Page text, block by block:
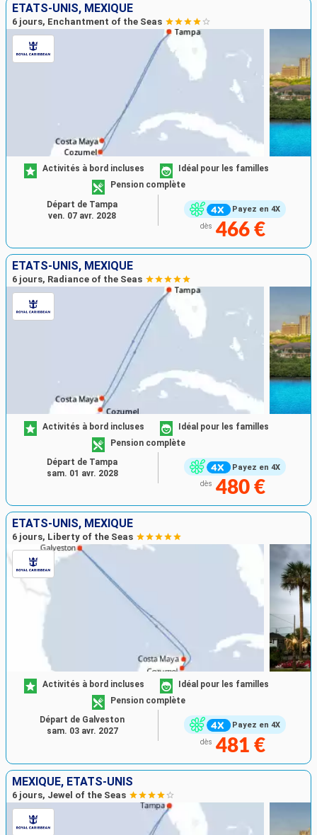
ÉTATS-UNIS, MEXIQUE
6 jours, Enchantment of the Seas
Payez en 4X
Activités à bord incluses
Idéal pour les familles
Pension complète
dès 466 €
Départ de Tampa
ven. 07 avr. 2028
ÉTATS-UNIS, MEXIQUE
6 jours, Radiance of the Seas
Payez en 4X
Activités à bord incluses
Idéal pour les familles
Pension complète
dès 480 €
Départ de Tampa
sam. 01 avr. 2028
ÉTATS-UNIS, MEXIQUE
6 jours, Liberty of the Seas
Payez en 4X
Activités à bord incluses
Idéal pour les familles
Pension complète
dès 481 €
Départ de Galveston
sam. 03 avr. 2027
MEXIQUE, ÉTATS-UNIS
6 jours, Jewel of the Seas